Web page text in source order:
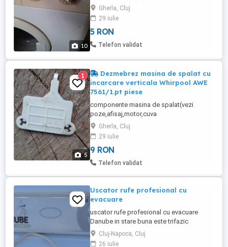
10
sticla,motorul ,deja sunt vandute.
Gherla, Cluj
29 iulie
5 RON
Telefon validat
5
1
Dezmebrez masina de spalat cu
incarcare verticala Whirpool AWE
7561/1.pt piese
componente masina de spalat(vezi
poze,afisaj,motor,cuva
si filtru impuritati,etc)automatica,cu incarcare
verticala Whirlpool AWE 7516/1,pret in functie
piesa.
Gherla, Cluj
29 iulie
9 RON
Telefon validat
Uscator rufe profesional cu
evacuare
uscator rufe profesional cu evacuare
Danube in stare buna este trifazic
Cluj-Napoca, Cluj
26 iulie